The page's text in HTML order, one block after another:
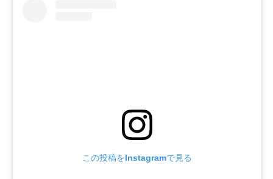
この投稿をInstagramで見る